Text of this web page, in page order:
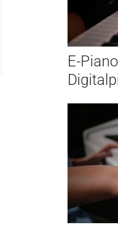
E-